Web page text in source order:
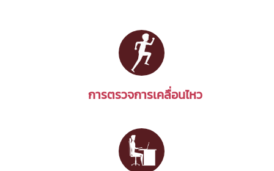
การตรวจการเคลื่อนไหว